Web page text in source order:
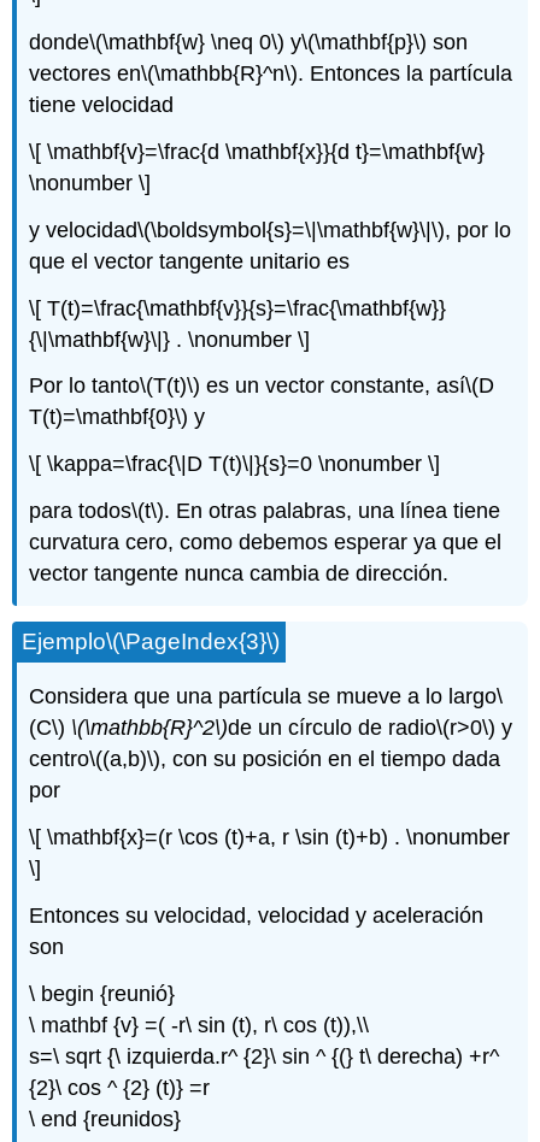
donde\(\mathbf{w} \neq 0\) y\(\mathbf{p}\) son
vectores en\(\mathbb{R}^n\). Entonces la partícula
tiene velocidad
\[ \mathbf{v}=\frac{d \mathbf{x}}{d t}=\mathbf{w}
\nonumber \]
y velocidad\(\boldsymbol{s}=\|\mathbf{w}\|\), por lo
que el vector tangente unitario es
\[ T(t)=\frac{\mathbf{v}}{s}=\frac{\mathbf{w}}
{\|\mathbf{w}\|} . \nonumber \]
Por lo tanto\(T(t)\) es un vector constante, así\(D
T(t)=\mathbf{0}\) y
\[ \kappa=\frac{\|D T(t)\|}{s}=0 \nonumber \]
para todos\(t\). En otras palabras, una línea tiene
curvatura cero, como debemos esperar ya que el
vector tangente nunca cambia de dirección.
Ejemplo\(\PageIndex{3}\)
Considera que una partícula se mueve a lo largo\
(C\) \(\mathbb{R}^2\)de un círculo de radio\(r>0\) y
centro\((a,b)\), con su posición en el tiempo dada
por
\[ \mathbf{x}=(r \cos (t)+a, r \sin (t)+b) . \nonumber
\]
Entonces su velocidad, velocidad y aceleración
son
\ begin {reunió}
\ mathbf {v} =( -r\ sin (t), r\ cos (t)),\\
s=\ sqrt {\ izquierda.r^ {2}\ sin ^ {(} t\ derecha) +r^
{2}\ cos ^ {2} (t)} =r
\ end {reunidos}